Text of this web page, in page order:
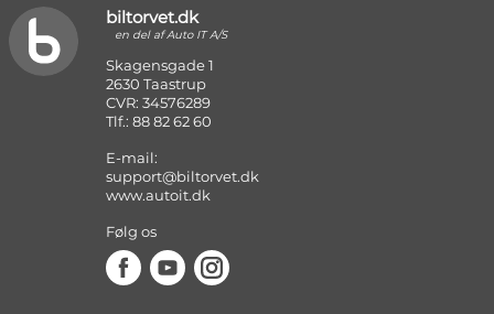
biltorvet.dk
en del af Auto IT A/S
Skagensgade 1
2630 Taastrup
CVR: 34576289
Tlf.: 88 82 62 60
E-mail:
support@biltorvet.dk
www.autoit.dk
Følg os